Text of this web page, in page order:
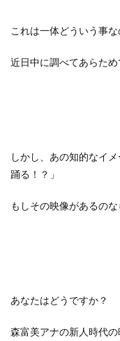
これは一体どういう事な
近日中に調べてあらため
しかし、あの知的なイ
踊る！？」
もしその映像があるの
あなたはどうですか？
森富美アナの新人時代の